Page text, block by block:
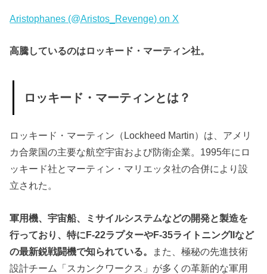
Aristophanes (@Aristos_Revenge) on X
高騰しているのはロッキード・マーティン社。
ロッキード・マーティンとは？
ロッキード・マーティン（Lockheed Martin）は、アメリ
カ合衆国の主要な航空宇宙および防衛企業。1995年にロ
ッキード社とマーティン・マリエッタ社の合併により設
立された。
軍用機、宇宙船、ミサイルシステムなどの開発と製造を
行っており、特にF-22ラプターやF-35ライトニングIIなど
の最新鋭戦闘機で知られている。
また、極秘の先進技術
設計チーム「スカンクワークス」が多くの革新的な軍用